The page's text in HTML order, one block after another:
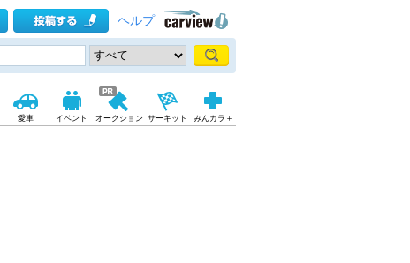
ヘルプ
愛車 イベント オークション サーキット みんカラ＋